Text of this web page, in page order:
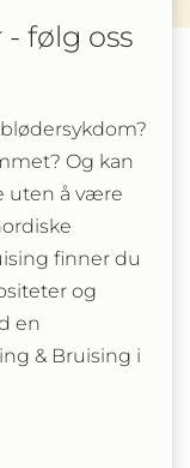
følg oss
Og kan
uten å være
finner du
og
en
& Bruising i